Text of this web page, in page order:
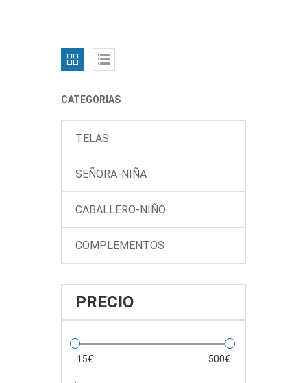
CATEGORIAS
TELAS
SEÑORA-NIÑA
CABALLERO-NIÑO
COMPLEMENTOS
PRECIO